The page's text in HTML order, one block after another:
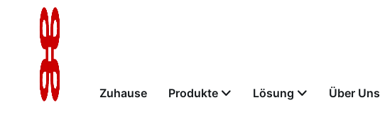
Zuhause Produkte Lösung Über Uns